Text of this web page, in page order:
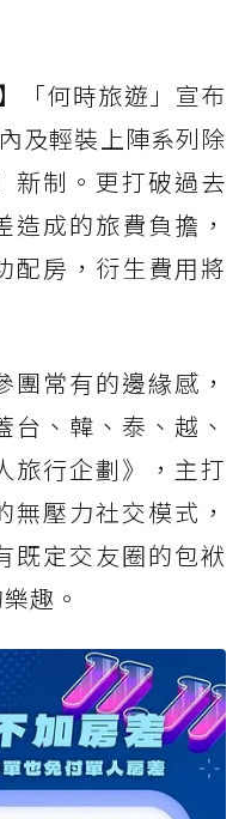
「何時旅遊」宣布
及輕裝上陣系列除
新制。更打破過去
成的旅費負擔，
配房，衍生費用將
團常有的邊緣感，
台、韓、泰、越、
旅行企劃》，主打
無壓力社交模式，
既定交友圈的包袱
趣。